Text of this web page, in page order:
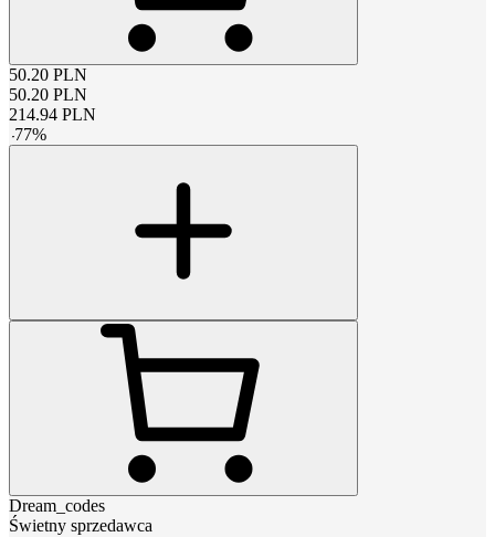
50.20 PLN
50.20 PLN
214.94 PLN
-77%
Dream_codes
Świetny sprzedawca